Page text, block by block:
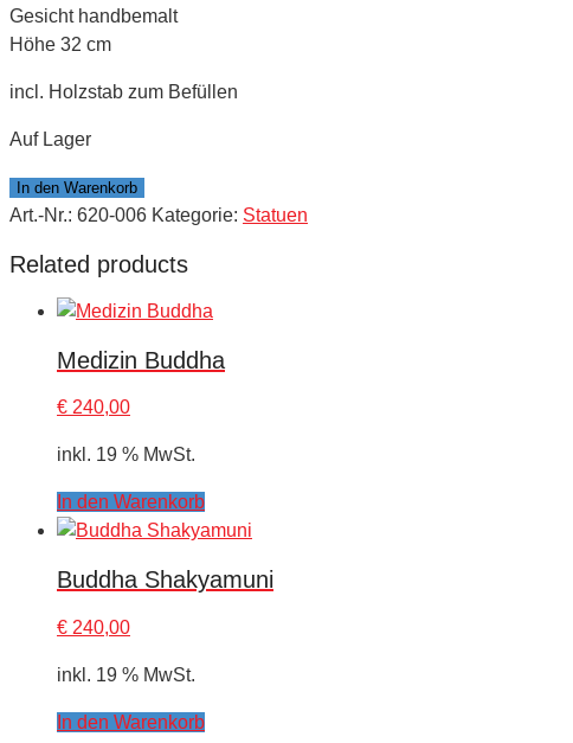
Gesicht handbemalt
Höhe 32 cm
incl. Holzstab zum Befüllen
Auf Lager
Buddha
Amitabha
In den Warenkorb
Art.-Nr.: 620-006 Kategorie: Statuen
Related products
Medizin Buddha
€ 240,00
inkl. 19 % MwSt.
In den Warenkorb
Buddha Shakyamuni
€ 240,00
inkl. 19 % MwSt.
In den Warenkorb